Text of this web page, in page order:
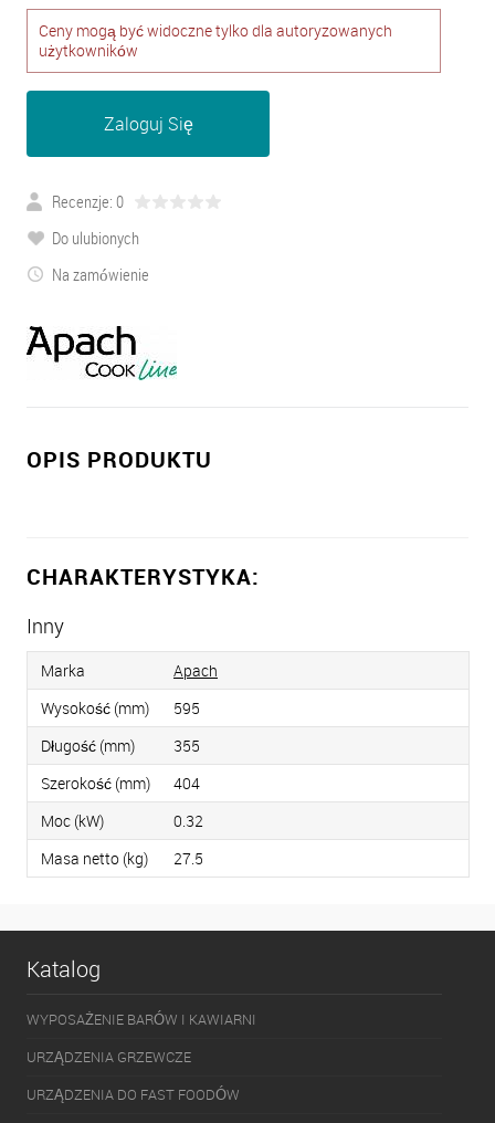
Ceny mogą być widoczne tylko dla autoryzowanych
użytkowników
Zaloguj Się
Recenzje: 0
Do ulubionych
Na zamówienie
OPIS PRODUKTU
CHARAKTERYSTYKA:
Inny
Marka
Apach
Wysokość (mm)
595
Długość (mm)
355
Szerokość (mm)
404
Moc (kW)
0.32
Masa netto (kg)
27.5
Katalog
WYPOSAŻENIE BARÓW I KAWIARNI
URZĄDZENIA GRZEWCZE
URZĄDZENIA DO FAST FOODÓW